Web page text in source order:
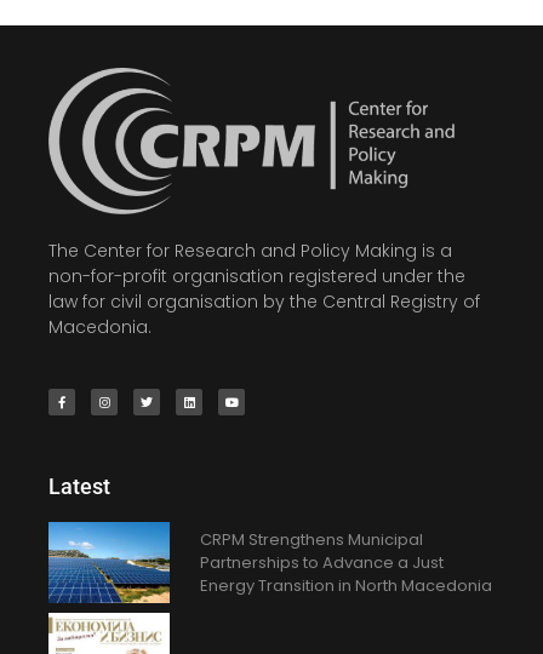
The Center for Research and Policy Making is a
non-for-profit organisation registered under the
law for civil organisation by the Central Registry of
Macedonia.
Latest
CRPM Strengthens Municipal
Partnerships to Advance a Just
Energy Transition in North Macedonia